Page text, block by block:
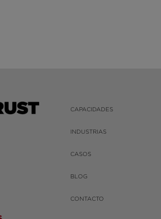
CAPACIDADES
INDUSTRIAS
CASOS
BLOG
CONTACTO